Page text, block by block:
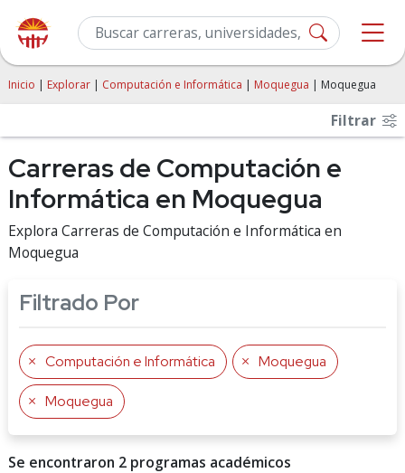
Inicio | Explorar | Computación e Informática | Moquegua | Moquegua
Filtrar
Carreras de Computación e
Informática en Moquegua
Explora Carreras de Computación e Informática en
Moquegua
Filtrado Por
Computación e Informática Moquegua
Moquegua
Se encontraron 2 programas académicos